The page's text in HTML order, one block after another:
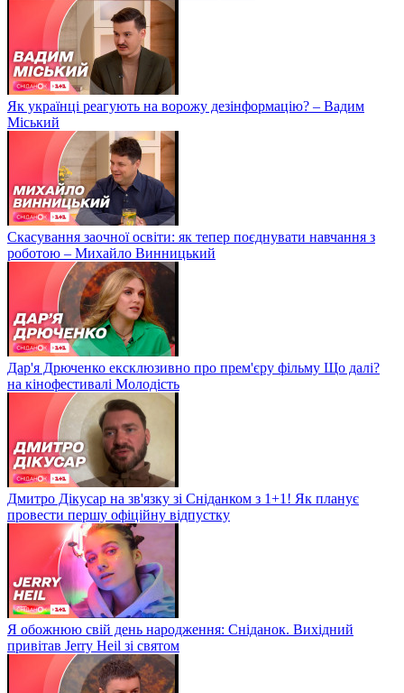
Як українці реагують на ворожу дезінформацію? – Вадим
Міський
Скасування заочної освіти: як тепер поєднувати навчання з
роботою – Михайло Винницький
Дар'я Дрюченко ексклюзивно про прем'єру фільму Що далі?
на кінофестивалі Молодість
Дмитро Дікусар на зв'язку зі Сніданком з 1+1! Як планує
провести першу офіційну відпустку
Я обожнюю свій день народження: Сніданок. Вихідний
привітав Jerry Heil зі святом